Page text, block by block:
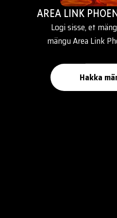
AREA LINK
Logi sisse, et
mängu Area Link
Hakka